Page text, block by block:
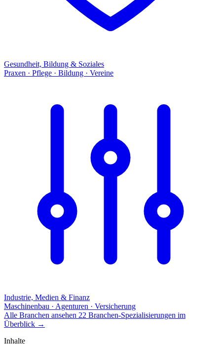
Gesundheit, Bildung & Soziales
Praxen · Pflege · Bildung · Vereine
Industrie, Medien & Finanz
Maschinenbau · Agenturen · Versicherung
Alle Branchen ansehen 22 Branchen-Spezialisierungen im
Überblick →
Inhalte